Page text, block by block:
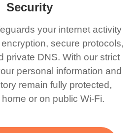
Security
your internet activity
secure protocols,
private DNS. With our strict
personal information and
remain fully protected,
or on public Wi-Fi.